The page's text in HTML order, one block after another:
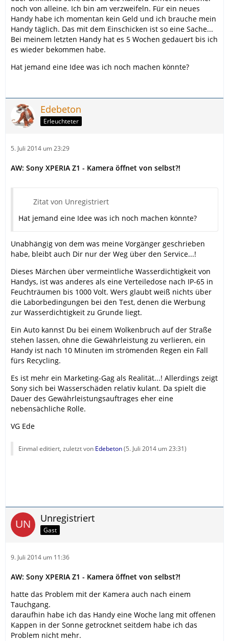
noch von alleine. Ich bin am verzweifeln. Für ein neues
Handy habe ich momentan kein Geld und ich brauche mein
Handy täglich. Das mit dem Einschicken ist so eine Sache...
Bei meinem letzten Handy hat es 5 Wochen gedauert bis ich
es wieder bekommen habe.
Hat jemand eine Idee was ich noch machen könnte?
Edebeton
Erleuchteter
5. Juli 2014 um 23:29
AW: Sony XPERIA Z1 - Kamera öffnet von selbst?!
Zitat von Unregistriert
Hat jemand eine Idee was ich noch machen könnte?
Unabhängig von dem was meine Vorgänger geschrieben
habe, bleibt auch Dir nur der Weg über den Service...!
Dieses Märchen über vermeintliche Wasserdichtigkeit von
Handys, ist was anderes als eine Verteiledose nach IP-65 in
Feuchträumen bis 1000 Volt. Wers glaubt weiß nichts über
die Laborbedingungen bei den Test, denen die Werbung
zur Wasserdichtigkeit zu Grunde liegt.
Ein Auto kannst Du bei einem Wolkenbruch auf der Straße
stehen lassen, ohne die Gewährleistung zu verlieren, ein
Handy ist nach 10 Minuten im strömenden Regen ein Fall
fürs Recycling.
Es ist mehr ein Marketing-Gag als Realität...! Allerdings zeigt
Sony sich bei Wasserschäden relativ kulant. Da spielt die
Dauer des Gewährleistungsauftrages eher eine
nebensächliche Rolle.
VG Ede
Einmal editiert, zuletzt von Edebeton(5. Juli 2014 um 23:31)
Unregistriert
Gast
9. Juli 2014 um 11:36
AW: Sony XPERIA Z1 - Kamera öffnet von selbst?!
hatte das Problem mit der Kamera auch nach einem
Tauchgang.
daraufhin habe ich das Handy eine Woche lang mit offenen
Kappen in der Sonne getrocknet seitdem habe ich das
Problem nicht mehr.